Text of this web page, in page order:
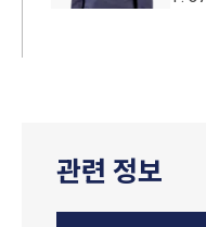
관련 정보